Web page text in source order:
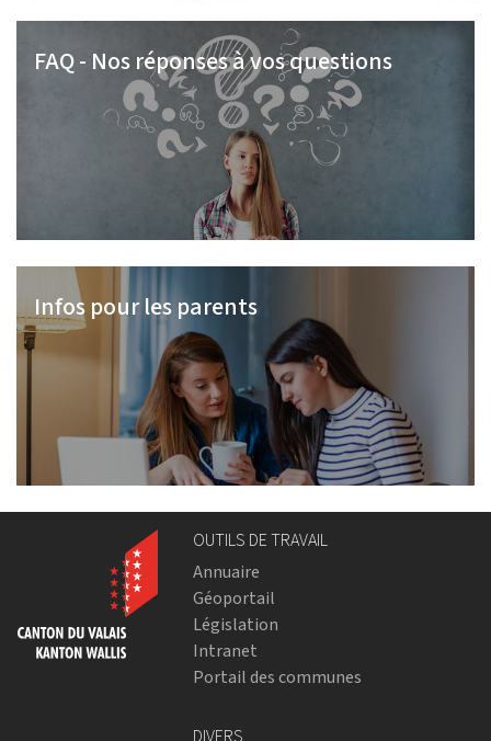
FAQ - Nos réponses à vos questions
Infos pour les parents
OUTILS DE TRAVAIL
Annuaire
Géoportail
Législation
Intranet
Portail des communes